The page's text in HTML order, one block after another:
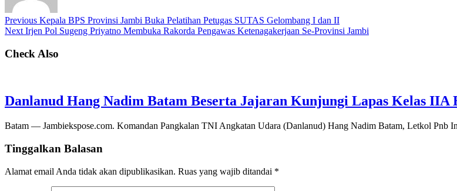
Previous Kepala BPS Provinsi Jambi Buka Pelatihan Petugas SUTAS Gelombang I dan II
Next Irjen Pol Sugeng Priyatno Membuka Rakorda Pengawas Ketenagakerjaan Se-Provinsi Jambi
Check Also
Danlanud Hang Nadim Batam Beserta Jajaran Kunjungi Lapas Kelas IIA
Batam — Jambiekspose.com. Komandan Pangkalan TNI Angkatan Udara (Danlanud) Hang Nadim Batam, Letkol Pnb
Tinggalkan Balasan
Alamat email Anda tidak akan dipublikasikan. Ruas yang wajib ditandai *